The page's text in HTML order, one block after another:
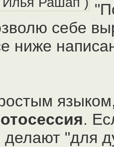
себе
ниже
.
делают "для